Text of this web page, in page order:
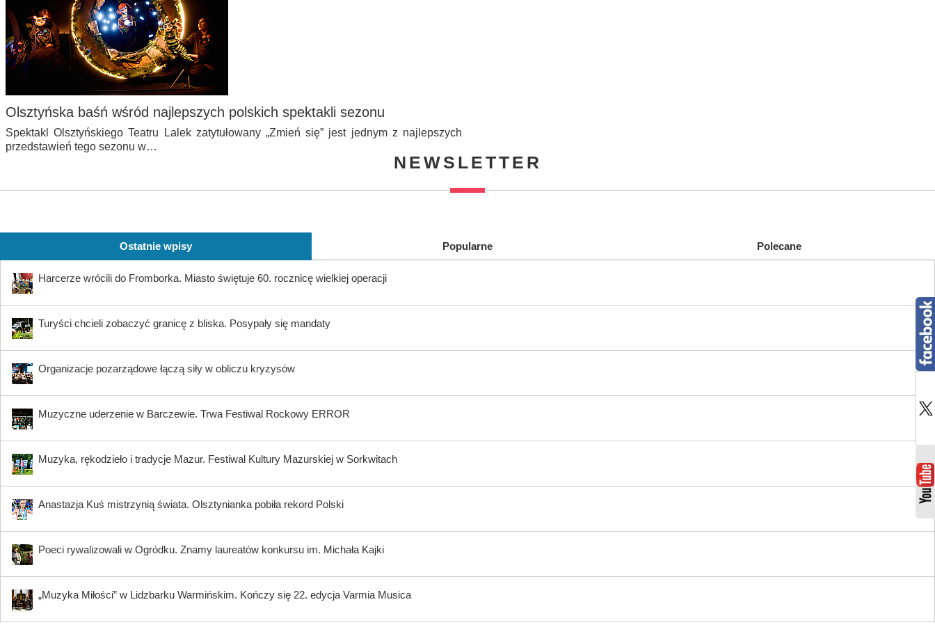
Olsztyńska baśń wśród najlepszych polskich spektakli sezonu
Spektakl Olsztyńskiego Teatru Lalek zatytułowany „Zmień się” jest jednym z najlepszych
przedstawień tego sezonu w…
NEWSLETTER
Ostatnie wpisy Popularne Polecane
Harcerze wrócili do Fromborka. Miasto świętuje 60. rocznicę wielkiej operacji
Turyści chcieli zobaczyć granicę z bliska. Posypały się mandaty
Organizacje pozarządowe łączą siły w obliczu kryzysów
Muzyczne uderzenie w Barczewie. Trwa Festiwal Rockowy ERROR
Muzyka, rękodzieło i tradycje Mazur. Festiwal Kultury Mazurskiej w Sorkwitach
Anastazja Kuś mistrzynią świata. Olsztynianka pobiła rekord Polski
Poeci rywalizowali w Ogródku. Znamy laureatów konkursu im. Michała Kajki
„Muzyka Miłości” w Lidzbarku Warmińskim. Kończy się 22. edycja Varmia Musica